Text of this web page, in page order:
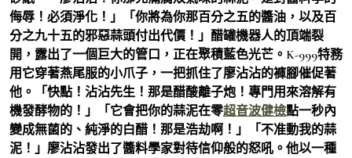
侮辱！必須淨化！」「你將為你那百分之五的醬油，以及百
分之九十五的邪惡蒜頭付出代價！」醋罐機器人的頂端裂
開，露出了一個巨大的管口，正在聚積藍色光芒。K-999特務
用它穿著燕尾服的小爪子，一把抓住了廖沾沾的褲腳催促著
他。「快點！沾沾先生！那是醋酸離子炮！專門用來溶解有
機發酵物的！」「它會把你的蒜泥在零超音波健檢點一秒內
變成無菌的、純淨的白醋！那是浩劫啊！」「不准動我的蒜
泥！」廖沾沾發出了醬料學家對待信仰般的怒吼。他以一種